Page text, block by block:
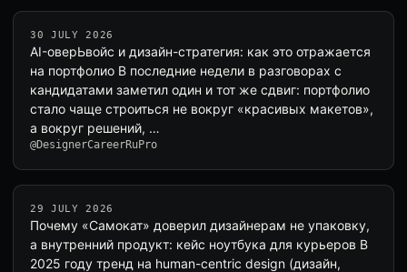
30 JULY 2026
AI-оверЬвойс и дизайн-стратегия: как это отражается
на портфолио В последние недели в разговорах с
кандидатами заметил один и тот же сдвиг: портфолио
стало чаще строиться не вокруг «красивых макетов»,
а вокруг решений, …
@DesignerCareerRuPro
29 JULY 2026
Почему «Самокат» доверил дизайнерам не упаковку,
а внутренний продукт: кейс ноутбука для курьеров В
2025 году тренд на human-centric design (дизайн,